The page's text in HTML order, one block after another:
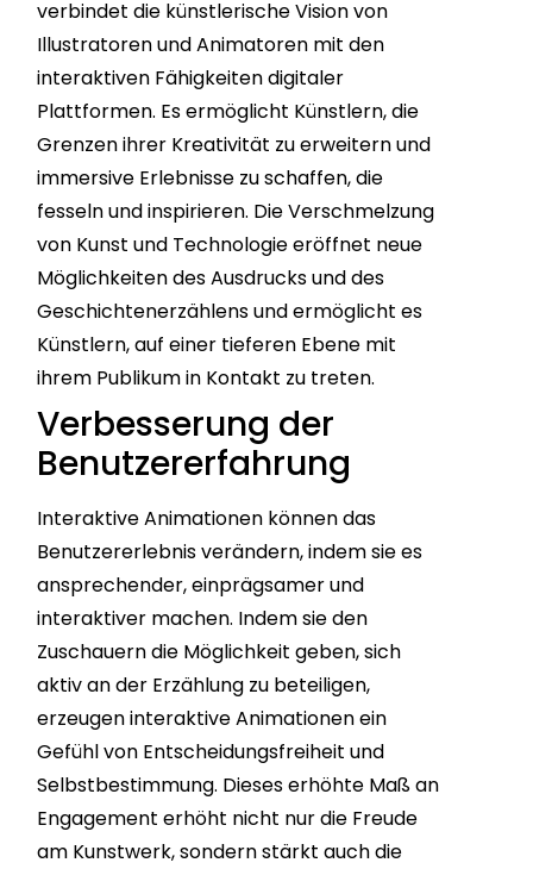
verbindet die künstlerische Vision von
Illustratoren und Animatoren mit den
interaktiven Fähigkeiten digitaler
Plattformen. Es ermöglicht Künstlern, die
Grenzen ihrer Kreativität zu erweitern und
immersive Erlebnisse zu schaffen, die
fesseln und inspirieren. Die Verschmelzung
von Kunst und Technologie eröffnet neue
Möglichkeiten des Ausdrucks und des
Geschichtenerzählens und ermöglicht es
Künstlern, auf einer tieferen Ebene mit
ihrem Publikum in Kontakt zu treten.
Verbesserung der
Benutzererfahrung
Interaktive Animationen können das
Benutzererlebnis verändern, indem sie es
ansprechender, einprägsamer und
interaktiver machen. Indem sie den
Zuschauern die Möglichkeit geben, sich
aktiv an der Erzählung zu beteiligen,
erzeugen interaktive Animationen ein
Gefühl von Entscheidungsfreiheit und
Selbstbestimmung. Dieses erhöhte Maß an
Engagement erhöht nicht nur die Freude
am Kunstwerk, sondern stärkt auch die